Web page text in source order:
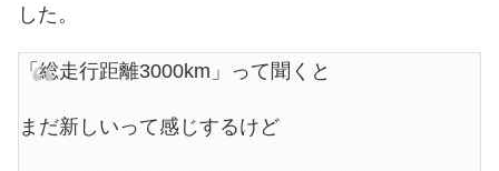
した。
「総走行距離3000km」って聞くと
まだ新しいって感じするけど